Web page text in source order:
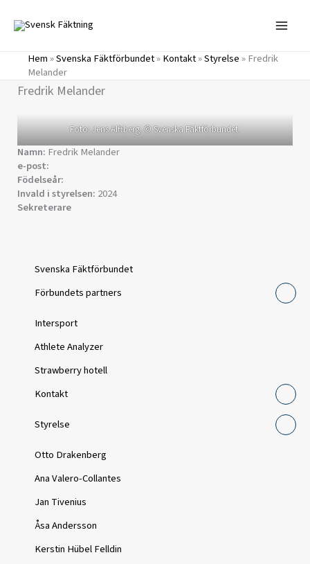
innehåll
Hem»Svenska Fäktförbundet»Kontakt»Styrelse»Fredrik
Melander
Fredrik Melander
Foto: Jens Alftberg. © Svenska Fäktförbundet.
Namn: Fredrik Melander
e-post:
Födelseår:
Invald i styrelsen: 2024
Sekreterare
Svenska Fäktförbundet
Förbundets partners
Intersport
Athlete Analyzer
Strawberry hotell
Kontakt
Styrelse
Otto Drakenberg
Ana Valero-Collantes
Jan Tivenius
Åsa Andersson
Kerstin Hübel Felldin